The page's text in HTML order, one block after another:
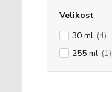
Velikost
30 ml (4)
255 ml (1)